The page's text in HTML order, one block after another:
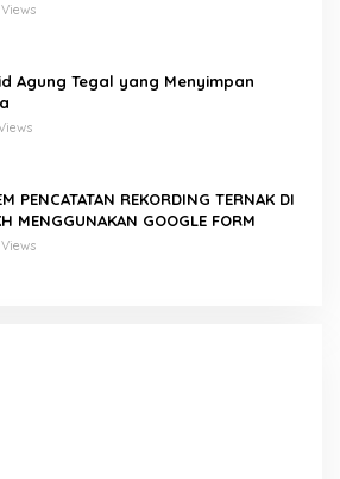
Agung Tegal yang Menyimpan
PENCATATAN REKORDING TERNAK DI
MENGGUNAKAN GOOGLE FORM